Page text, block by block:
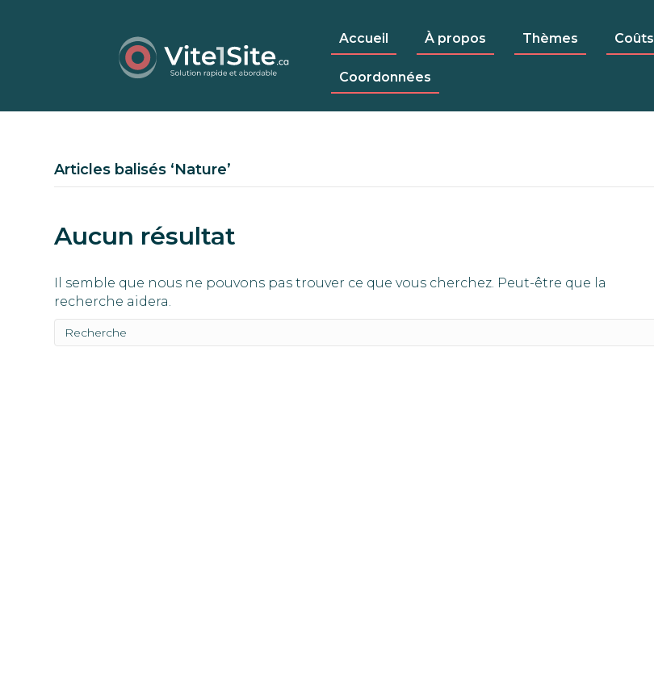
Accueil À propos Thèmes Coûts
Coordonnées
Articles balisés ‘Nature’
Aucun résultat
Il semble que nous ne pouvons pas trouver ce que vous cherchez. Peut-être que la
recherche aidera.